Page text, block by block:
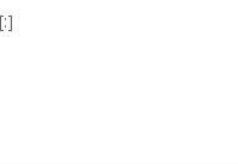
[:]